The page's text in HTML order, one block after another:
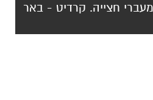
חצייה. קרדיט - באר